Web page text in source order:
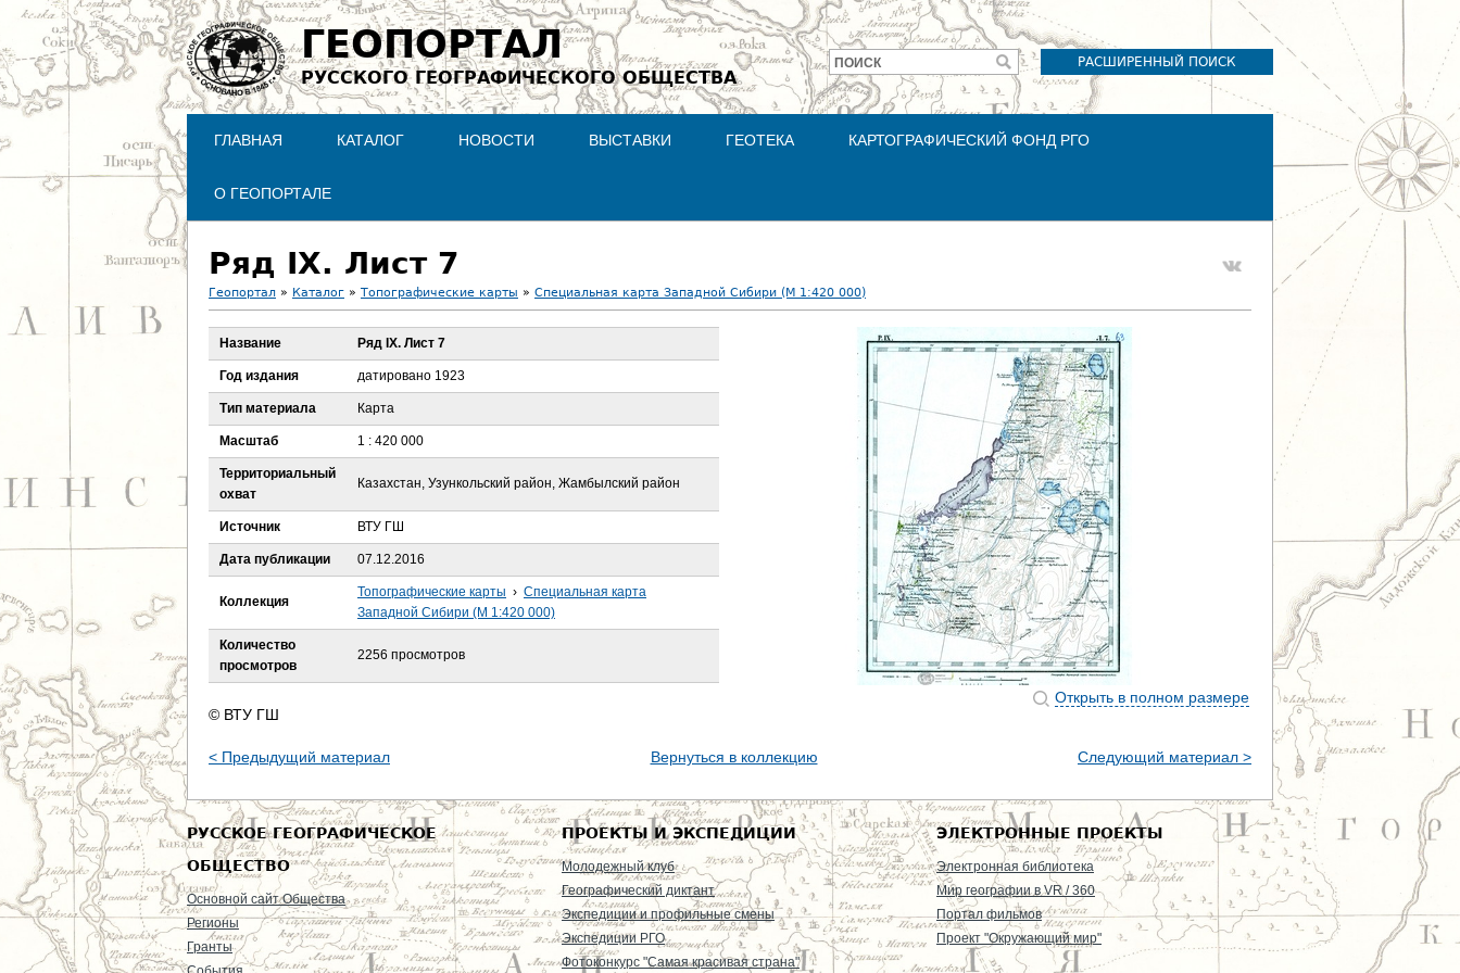
Jump to navigation
ГЕОПОРТАЛ
РУССКОГО ГЕОГРАФИЧЕСКОГО ОБЩЕСТВА
РАСШИРЕННЫЙ ПОИСК
Форма
поиска
ПОИСК
ГЛАВНАЯ КАТАЛОГ НОВОСТИ ВЫСТАВКИ ГЕОТЕКА КАРТОГРАФИЧЕСКИЙ ФОНД РГО
О ГЕОПОРТАЛЕ
Ряд IX. Лист 7
В
ы
д
е
с
ь
Геопортал » Каталог » Топографические карты » Специальная карта Западной Сибири (М 1:420 000)
Открыть в полном размере
Название Ряд IX. Лист 7
Год издания датировано 1923
Тип материала Карта
Масштаб 1 : 420 000
Территориальный
охват
Казахстан, Узункольский район, Жамбылский район
Источник ВТУ ГШ
Дата публикации 07.12.2016
Коллекция
Топографические карты › Специальная карта
Западной Сибири (М 1:420 000)
Количество
просмотров
2256 просмотров
© ВТУ ГШ
< Предыдущий материал Вернуться в коллекцию Следующий материал >
РУССКОЕ ГЕОГРАФИЧЕСКОЕ
ОБЩЕСТВО
Основной сайт Общества
Регионы
Гранты
ПРОЕКТЫ И ЭКСПЕДИЦИИ
Молодежный клуб
Географический диктант
Экспедиции и профильные смены
Экспедиции РГО
Фотоконкурс "Самая красивая страна"
ЭЛЕКТРОННЫЕ ПРОЕКТЫ
Электронная библиотека
Мир географии в VR / 360
Портал фильмов
Проект "Окружающий мир"